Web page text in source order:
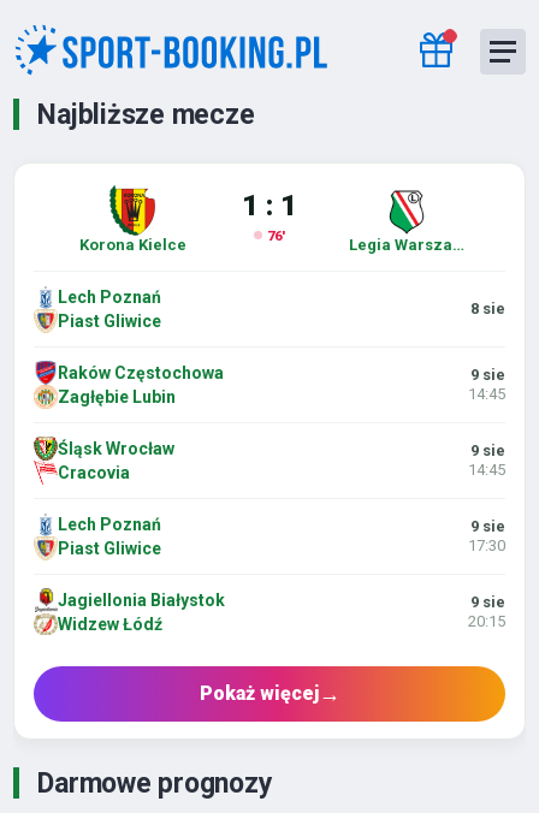
Najbliższe mecze
Korona Kielce
1 : 1
76' Legia Warszawa
Lech Poznań
Piast Gliwice
8 sie
Raków Częstochowa
Zagłębie Lubin
9 sie
14:45
Śląsk Wrocław
Cracovia
9 sie
14:45
Lech Poznań
Piast Gliwice
9 sie
17:30
Jagiellonia Białystok
Widzew Łódź
9 sie
20:15
Pokaż więcej→
Darmowe prognozy